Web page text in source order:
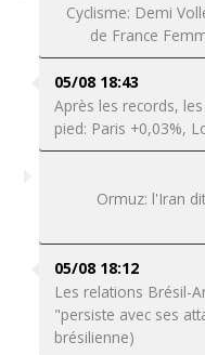
Cyclisme: Demi
de France
05/08 18:43
Après les records,
pied: Paris +0,03%,
Ormuz: l'Iran
05/08 18:12
Les relations Brésil-
"persiste avec ses
brésilienne)